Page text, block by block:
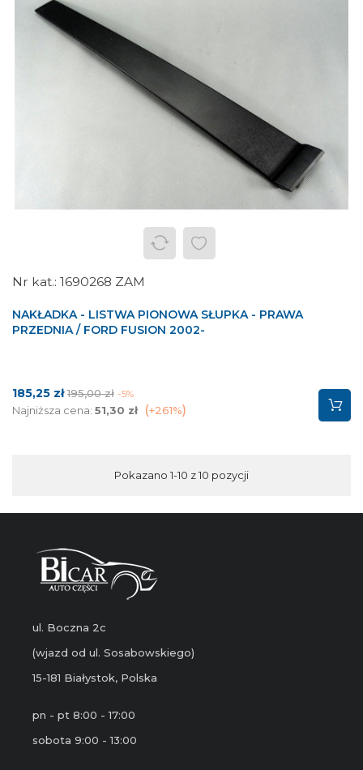
1690268 ZAM
NAKŁADKA - LISTWA PIONOWA SŁUPKA - PRAWA
PRZEDNIA / FORD FUSION 2002-
Cena
185,25 złCena
podstawowa
195,00 zł -5%
Najniższa cena: 51,30 zł +261%
Pokazano 1-10 z 10 pozycji
ul. Boczna 2c
(wjazd od ul. Sosabowskiego)
15-181 Białystok, Polska
pn - pt 8:00 - 17:00
sobota 9:00 - 13:00